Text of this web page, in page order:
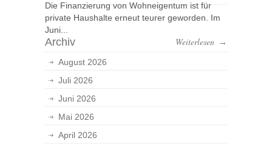
Die Finanzierung von Wohneigentum ist für
private Haushalte erneut teurer geworden. Im
Juni...
Weiterlesen →
Archiv
August 2026
Juli 2026
Juni 2026
Mai 2026
April 2026